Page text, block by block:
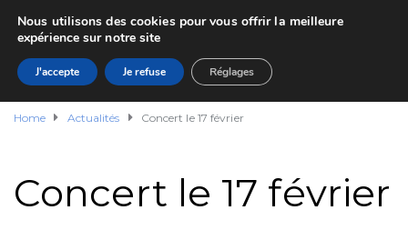
Home Actualités Concert le 17 février
Concert le 17 février
Nous utilisons des cookies pour vous offrir la meilleure
expérience sur notre site
J'accepte Je refuse Réglages